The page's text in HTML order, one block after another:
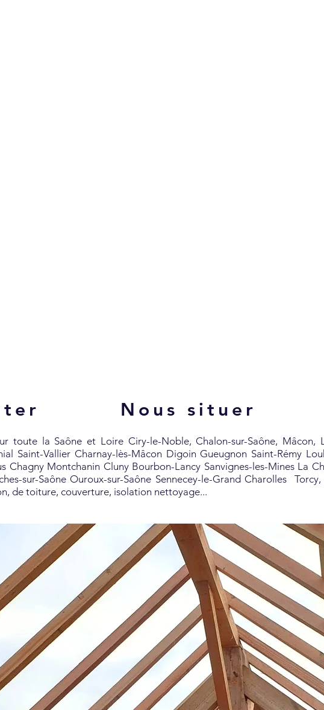
Nous situer
toute la Saône et Loire Ciry-le-Noble, Chalon-sur-Saône, Mâcon,
Saint-Vallier Charnay-lès-Mâcon Digoin Gueugnon Saint-Rémy
Chagny Montchanin Cluny Bourbon-Lancy Sanvignes-les-Mines La
sur-Saône Ouroux-sur-Saône Sennecey-le-Grand Charolles Torcy,
de toiture, couverture, isolation nettoyage...